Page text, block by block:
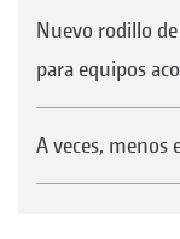
Nuevo rodillo
para equipos
A veces, menos